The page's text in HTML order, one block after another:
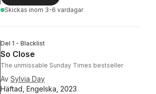
Skickas inom 3-6 vardagar
Del 1 - Blacklist
So Close
The unmissable Sunday Times bestseller
Av Sylvia Day
Häftad, Engelska, 2023